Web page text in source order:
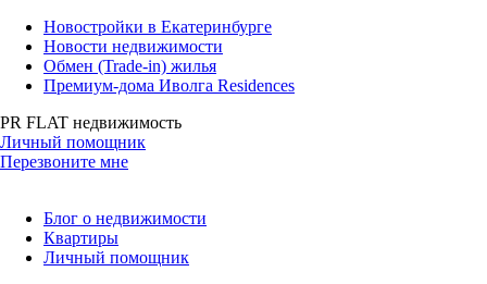
Новостройки в Екатеринбурге
Новости недвижимости
Обмен (Trade-in) жилья
Премиум-дома Иволга Residences
PR FLAT недвижимость
Личный помощник
Перезвоните мне
Блог о недвижимости
Квартиры
Личный помощник